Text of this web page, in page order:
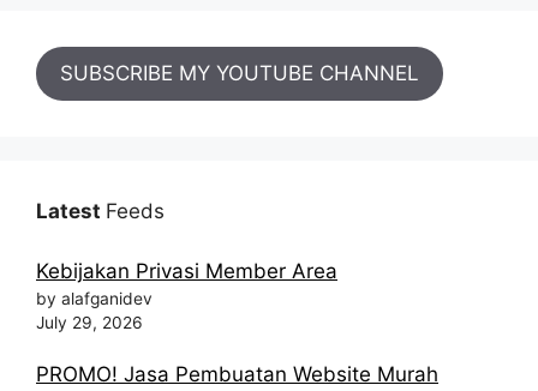
SUBSCRIBE MY YOUTUBE CHANNEL
Latest Feeds
Kebijakan Privasi Member Area
by alafganidev
July 29, 2026
PROMO! Jasa Pembuatan Website Murah